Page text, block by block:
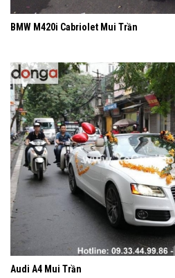
BMW M420i Cabriolet Mui Trần
Audi A4 Mui Trần